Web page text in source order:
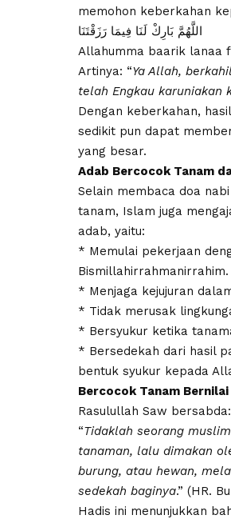
memohon keberkahan
اللَّهُمَّ بَارِكْ لَنَا فِيمَا رَزَقْتَنَا
Allahumma baarik lanaa
Artinya: “Ya Allah,
telah Engkau karuniakan
Dengan keberkahan,
sedikit pun dapat
yang besar.
Adab Bercocok Tanam
Selain membaca doa
tanam, Islam juga
adab, yaitu:
* Memulai pekerjaan
Bismillahirrahmanirrahim.
* Menjaga kejujuran
* Tidak merusak
* Bersyukur ketika
* Bersedekah dari hasil
bentuk syukur kepada
Bercocok Tanam Bernilai
Rasulullah Saw bersabda:
“Tidaklah seorang
tanaman, lalu dimakan
burung, atau hewan,
sedekah baginya.” (HR.
Hadis ini menunjukkan